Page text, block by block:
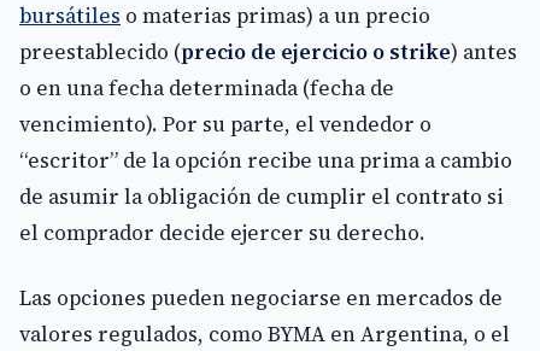
bursátiles o materias primas) a un precio
preestablecido (precio de ejercicio o strike) antes
o en una fecha determinada (fecha de
vencimiento). Por su parte, el vendedor o
“escritor” de la opción recibe una prima a cambio
de asumir la obligación de cumplir el contrato si
el comprador decide ejercer su derecho.
Las opciones pueden negociarse en mercados de
valores regulados, como BYMA en Argentina, o el